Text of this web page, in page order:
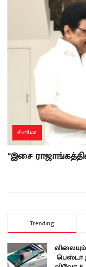
சினிமா
“இசை
Trending
பெஸ்டா